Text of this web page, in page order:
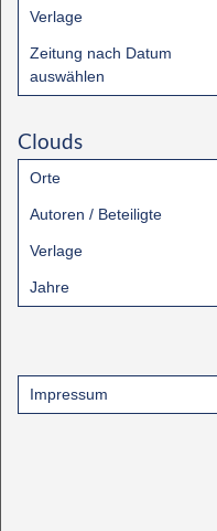
Verlage
Zeitung nach Datum
auswählen
Clouds
Orte
Autoren / Beteiligte
Verlage
Jahre
Impressum